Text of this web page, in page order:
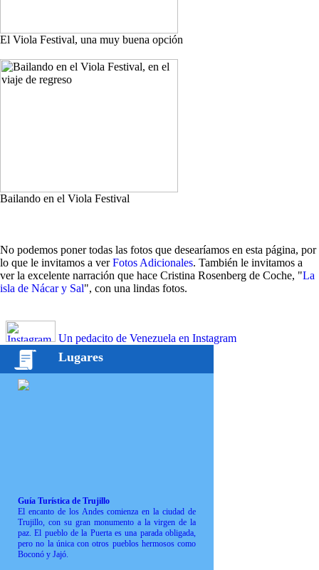
El Viola Festival, una muy buena opción
Bailando en el Viola Festival
No podemos poner todas las fotos que desearíamos en esta página, por
lo que le invitamos a verFotos Adicionales. También le invitamos a
ver la excelente narración que hace Cristina Rosenberg de Coche, "La
isla de Nácar y Sal", con una lindas fotos.
Un pedacito de Venezuela en Instagram
Lugares
Guía Turística de Trujillo
El encanto de los Andes comienza en la ciudad de
Trujillo, con su gran monumento a la virgen de la
paz. El pueblo de la Puerta es una parada obligada,
pero no la única con otros pueblos hermosos como
Boconó y Jajó.